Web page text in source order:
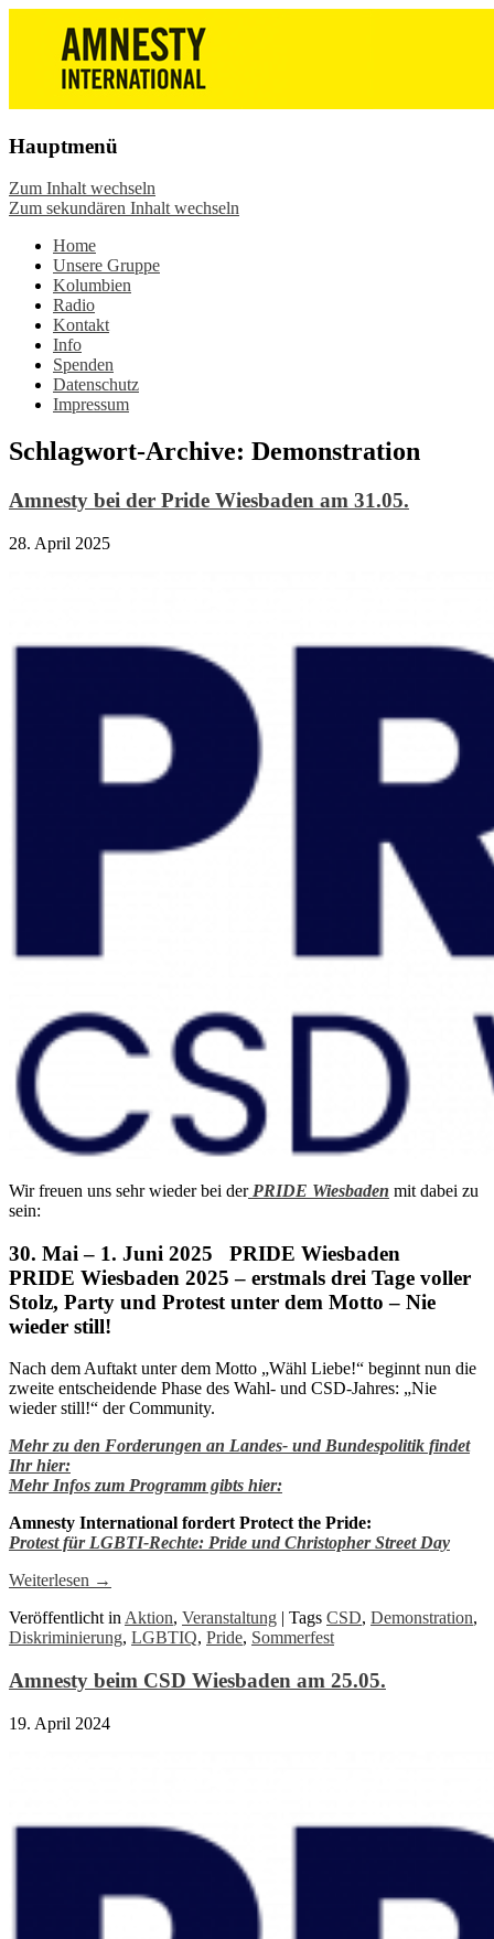
Amnesty International
Wiesbaden – Infos, Adresse,
Gruppentreffen
Die Wiesbadener Amnesty-Gruppen
stellen sich vor, bieten interessante
Veranstaltungen und Aktionen zum
Mitmachen – online oder in der Gruppe.
Sei dabei.
Hauptmenü
Zum Inhalt wechseln
Zum sekundären Inhalt wechseln
Home
Unsere Gruppe
Kolumbien
Radio
Kontakt
Info
Spenden
Datenschutz
Impressum
Schlagwort-Archive: Demonstration
Amnesty bei der Pride Wiesbaden am 31.05.
28. April 2025
Wir freuen uns sehr wieder bei derPRIDE Wiesbaden mit dabei zu
sein:
30. Mai – 1. Juni 2025 PRIDE Wiesbaden
PRIDE Wiesbaden 2025 – erstmals drei Tage voller
Stolz, Party und Protest unter dem Motto – Nie
wieder still!
Nach dem Auftakt unter dem Motto „Wähl Liebe!“ beginnt nun die
zweite entscheidende Phase des Wahl- und CSD-Jahres: „Nie
wieder still!“ der Community.
Mehr zu den Forderungen an Landes- und Bundespolitik findet
Ihr hier:
Mehr Infos zum Programm gibts hier:
Amnesty International fordert Protect the Pride:
Protest für LGBTI-Rechte: Pride und Christopher Street Day
Weiterlesen →
Veröffentlicht inAktion, Veranstaltung | Tags CSD, Demonstration,
Diskriminierung, LGBTIQ, Pride, Sommerfest
Amnesty beim CSD Wiesbaden am 25.05.
19. April 2024